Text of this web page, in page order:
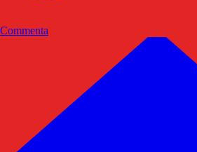
Commenta